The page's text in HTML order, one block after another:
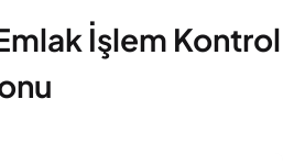
İşlem Kontrol